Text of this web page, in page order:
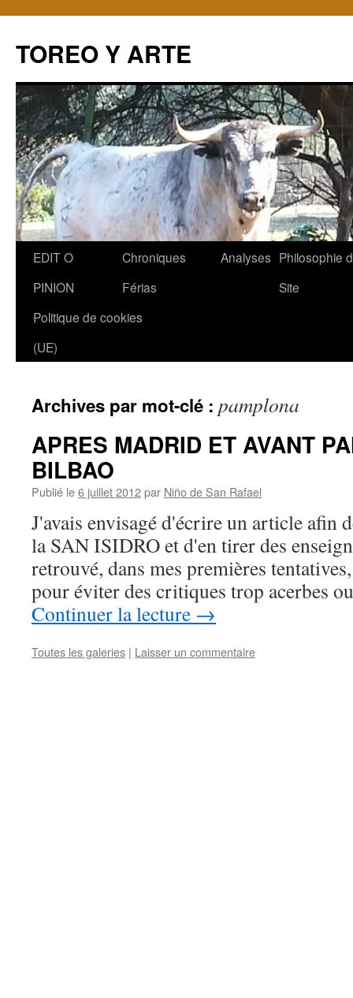
TOREO Y ARTE
Aller
contenu
EDIT O
PINION
Chroniques
Férias
Analyses Philosophie
Site
Politique de cookies
(UE)
Archives par mot-clé : pamplona
APRES MADRID ET AVANT
BILBAO
Publié le6 juillet 2012par Niño de San Rafael
J'avais envisagé d'écrire un article afin
la SAN ISIDRO et d'en tirer des
retrouvé, dans mes premières
pour éviter des critiques trop acerbes
Continuer la lecture →
Toutes les galeries | Laisser un commentaire